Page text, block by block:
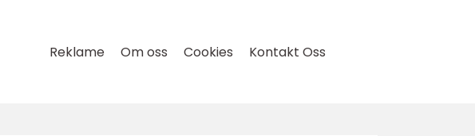
Reklame Om oss Cookies Kontakt Oss